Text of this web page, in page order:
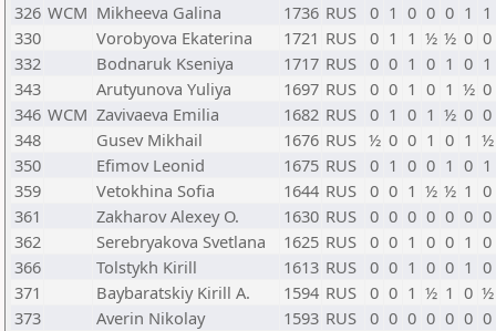
326 WCM Mikheeva Galina 1736 RUS 0 1 0 0 0 1 1
330
Vorobyova Ekaterina 1721 RUS 0 1 1 ½ ½ 0 0
332
Bodnaruk Kseniya 1717 RUS 0 0 1 0 1 0 1
343
Arutyunova Yuliya 1697 RUS 0 0 1 0 1 ½ 0
346 WCM Zavivaeva Emilia 1682 RUS 0 1 0 1 ½ 0 0
348
Gusev Mikhail 1676 RUS ½ 0 0 1 0 1 ½
350
Efimov Leonid 1675 RUS 0 1 0 0 1 0 1
359
Vetokhina Sofia 1644 RUS 0 0 1 ½ ½ 1 0
361
Zakharov Alexey O. 1630 RUS 0 0 0 0 0 0 0
362
Serebryakova Svetlana 1625 RUS 0 0 1 0 0 1 0
366
Tolstykh Kirill 1613 RUS 0 0 1 0 0 1 0
371
Baybaratskiy Kirill A. 1594 RUS 0 0 1 ½ 1 0 ½
373
Averin Nikolay 1593 RUS 0 0 0 0 0 0 0